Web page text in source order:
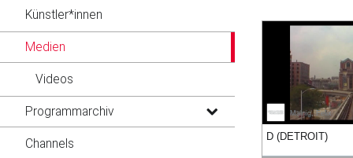
Künstler*innen
Medien
Videos
Programmarchiv
Channels
Malnig, Felix
D (DETROIT)
16:22
duration
14:40
duration
05:03
duration
09:19
duration